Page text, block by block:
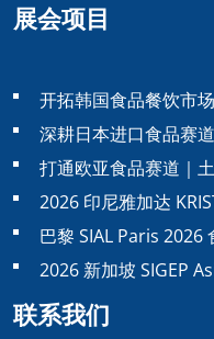
展会项目
开拓韩国食品餐饮市
深耕日本进口食品赛
打通欧亚食品赛道｜
2026 印尼雅加达
巴黎 SIAL Paris
2026 新加坡 SIGEP
联系我们